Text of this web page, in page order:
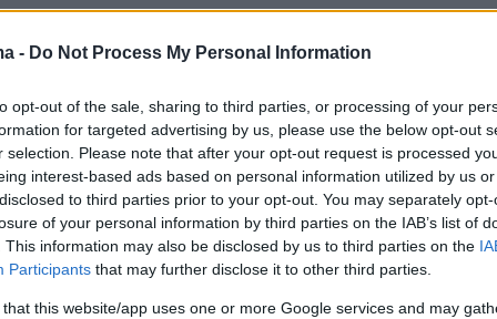
- Do Not Process My Personal Information
opt-out of the sale, sharing to third parties, or processing of your
for targeted advertising by us, please use the below opt-out
selection. Please note that after your opt-out request is processed
interest-based ads based on personal information utilized by us
to third parties prior to your opt-out. You may separately
of your personal information by third parties on the IAB’s list of
This information may also be disclosed by us to third parties on the
Participants that may further disclose it to other third parties.
that this website/app uses one or more Google services and may
and prosperity. We are working closely
our upcoming second Summit in Brussels on
pic.twitter.com/tcbgxpTfqS
Costa (@eucopresident)June 16, 2026